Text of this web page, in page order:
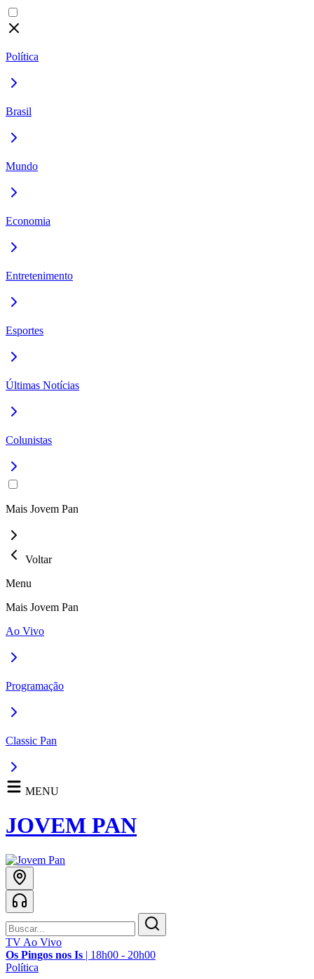
Política
Brasil
Mundo
Economia
Entretenimento
Esportes
Últimas Notícias
Colunistas
Mais Jovem Pan
Voltar
Menu
Mais Jovem Pan
Ao Vivo
Programação
Classic Pan
MENU
JOVEM PAN
TV Ao Vivo
Os Pingos nos Is | 18h00 - 20h00
Política